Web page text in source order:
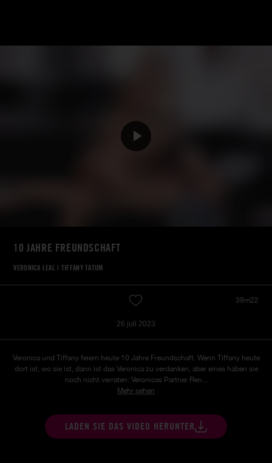
10 JAHRE FREUNDSCHAFT
VERONICA LEAL | TIFFANY TATUM
39m22
26 juli 2023
Veronica und Tiffany feiern heute 10 Jahre Freundschaft. Wenn Tiffany heute
dort ist, wo sie ist, dann ist das Veronica zu verdanken, aber eines haben sie
noch nicht verraten: Veronicas Partner Ren...
Mehr sehen
LADEN SIE DAS VIDEO HERUNTER